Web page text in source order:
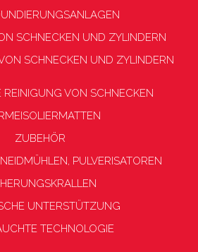
SCHNECKEN UND ZYLINDERN
SCHNECKEN UND ZYLINDERN
REINIGUNG VON SCHNECKEN
ZUBEHÖR
PULVERISATOREN
UNTERSTÜTZUNG
TECHNOLOGIE